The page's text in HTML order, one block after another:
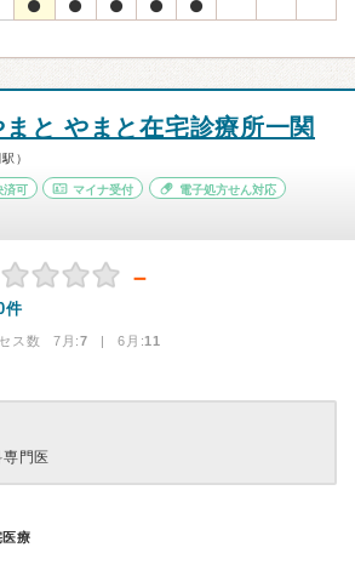
と やまと在宅診療所一関
）
済可 マイナ受付 電子処方せん対応
－
件
ス数 7月:7 | 6月:11
門医
療